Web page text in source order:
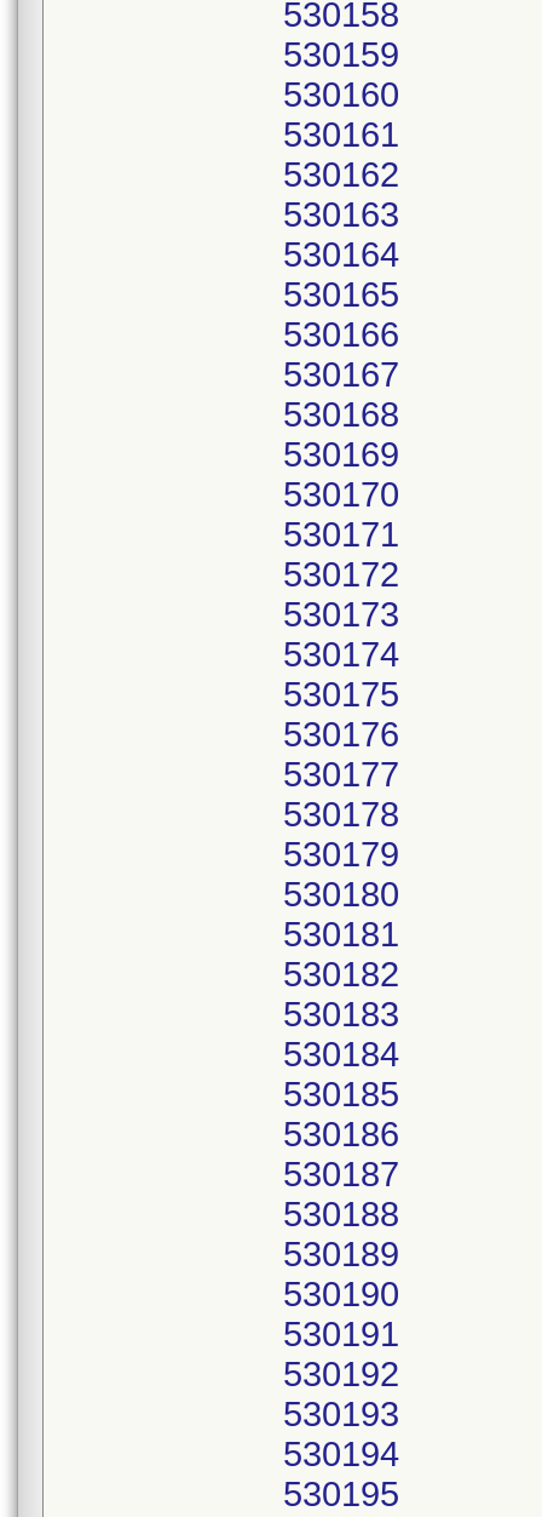
530158
530159
530160
530161
530162
530163
530164
530165
530166
530167
530168
530169
530170
530171
530172
530173
530174
530175
530176
530177
530178
530179
530180
530181
530182
530183
530184
530185
530186
530187
530188
530189
530190
530191
530192
530193
530194
530195